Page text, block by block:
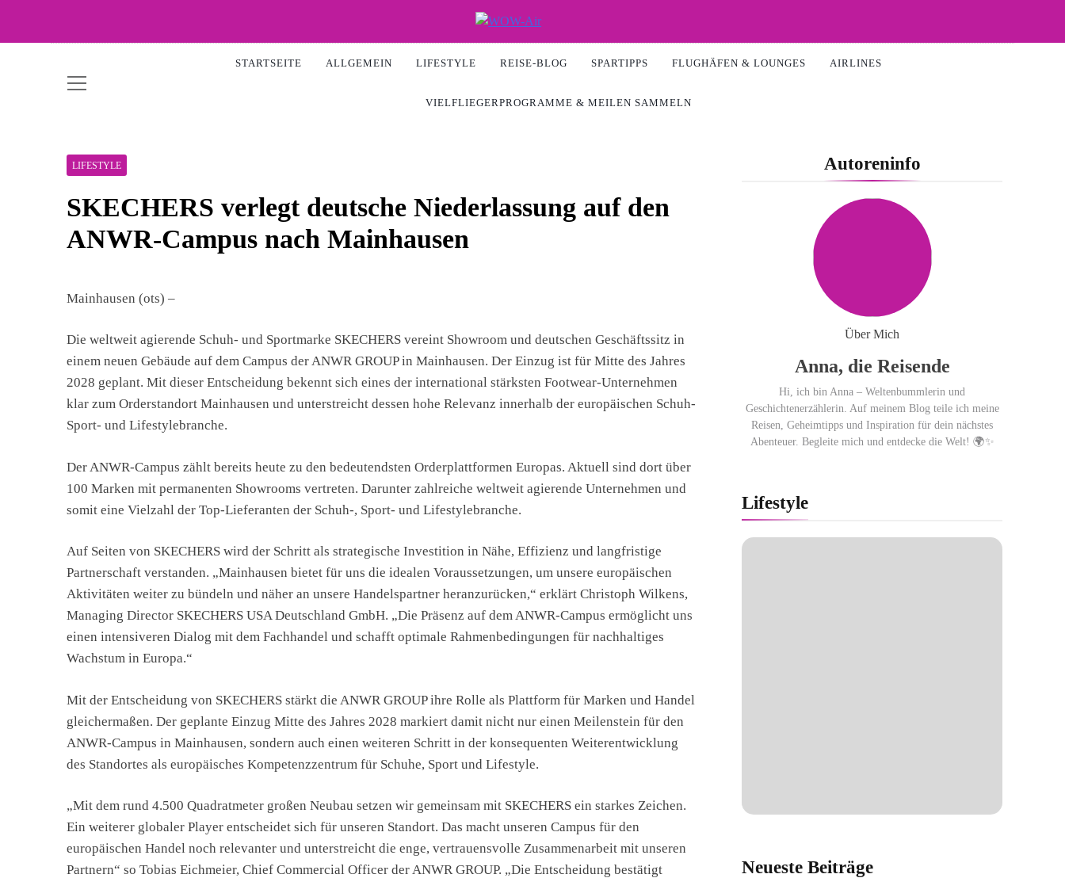
content
WOW-Air
STARTSEITE ALLGEMEIN LIFESTYLE REISE-BLOG SPARTIPPS FLUGHÄFEN & LOUNGES AIRLINES
VIELFLIEGERPROGRAMME & MEILEN SAMMELN
LIFESTYLE
SKECHERS verlegt deutsche Niederlassung auf den
ANWR-Campus nach Mainhausen
Mainhausen (ots) –
Die weltweit agierende Schuh- und Sportmarke SKECHERS vereint Showroom und deutschen Geschäftssitz in
einem neuen Gebäude auf dem Campus der ANWR GROUP in Mainhausen. Der Einzug ist für Mitte des Jahres
2028 geplant. Mit dieser Entscheidung bekennt sich eines der international stärksten Footwear-Unternehmen
klar zum Orderstandort Mainhausen und unterstreicht dessen hohe Relevanz innerhalb der europäischen Schuh-
Sport- und Lifestylebranche.
Der ANWR-Campus zählt bereits heute zu den bedeutendsten Orderplattformen Europas. Aktuell sind dort über
100 Marken mit permanenten Showrooms vertreten. Darunter zahlreiche weltweit agierende Unternehmen und
somit eine Vielzahl der Top-Lieferanten der Schuh-, Sport- und Lifestylebranche.
Auf Seiten von SKECHERS wird der Schritt als strategische Investition in Nähe, Effizienz und langfristige
Partnerschaft verstanden. „Mainhausen bietet für uns die idealen Voraussetzungen, um unsere europäischen
Aktivitäten weiter zu bündeln und näher an unsere Handelspartner heranzurücken,“ erklärt Christoph Wilkens,
Managing Director SKECHERS USA Deutschland GmbH. „Die Präsenz auf dem ANWR-Campus ermöglicht uns
einen intensiveren Dialog mit dem Fachhandel und schafft optimale Rahmenbedingungen für nachhaltiges
Wachstum in Europa.“
Mit der Entscheidung von SKECHERS stärkt die ANWR GROUP ihre Rolle als Plattform für Marken und Handel
gleichermaßen. Der geplante Einzug Mitte des Jahres 2028 markiert damit nicht nur einen Meilenstein für den
ANWR-Campus in Mainhausen, sondern auch einen weiteren Schritt in der konsequenten Weiterentwicklung
des Standortes als europäisches Kompetenzzentrum für Schuhe, Sport und Lifestyle.
„Mit dem rund 4.500 Quadratmeter großen Neubau setzen wir gemeinsam mit SKECHERS ein starkes Zeichen.
Ein weiterer globaler Player entscheidet sich für unseren Standort. Das macht unseren Campus für den
europäischen Handel noch relevanter und unterstreicht die enge, vertrauensvolle Zusammenarbeit mit unseren
Partnern“ so Tobias Eichmeier, Chief Commercial Officer der ANWR GROUP. „Die Entscheidung bestätigt
Autoreninfo
Über Mich
Anna, die Reisende
Hi, ich bin Anna – Weltenbummlerin und
Geschichtenerzählerin. Auf meinem Blog teile ich meine
Reisen, Geheimtipps und Inspiration für dein nächstes
Abenteuer. Begleite mich und entdecke die Welt! 🌍✨
Lifestyle
NeuesteBeiträge